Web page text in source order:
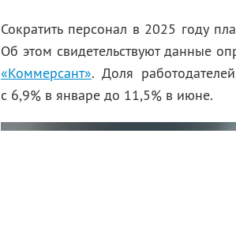
Сократить персонал в 2025 году
Об этом свидетельствуют данные
«Коммерсант». Доля
с 6,9% в январе до 11,5% в июне.